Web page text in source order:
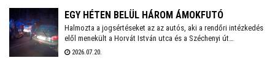
tárolt lom is meggyulladt.
EGY HÉTEN BELÜL HÁROM ÁMOKFUTÓ
Halmozta a jogsértéseket az az autós, aki a rendőri intézkedés
elől menekült a Horvát István utca és a Széchenyi út
kereszteződésétől. Végül több rendőri egység összehangolt
2026.07.20.